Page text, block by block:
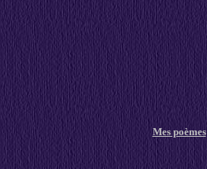
Mes poèmes